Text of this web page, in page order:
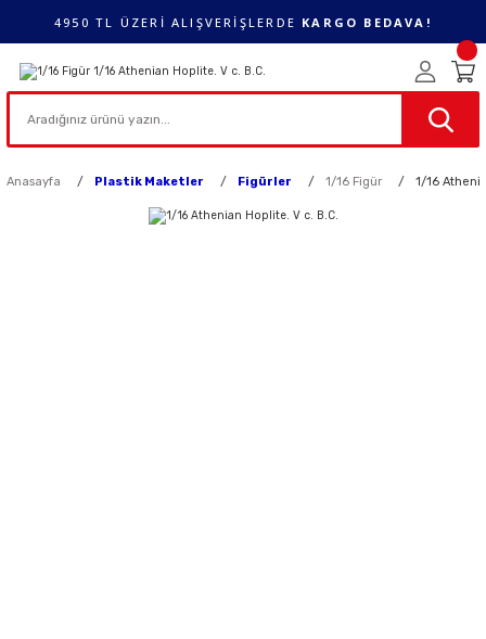
4950 TL ÜZERİ ALIŞVERİŞLERDE KARGO BEDAVA!
Anasayfa Plastik Maketler Figürler 1/16 Figür 1/16